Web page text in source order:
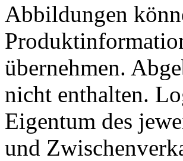
Abbildungen
übernehmen.
nicht enthalten.
Eigentum des
und